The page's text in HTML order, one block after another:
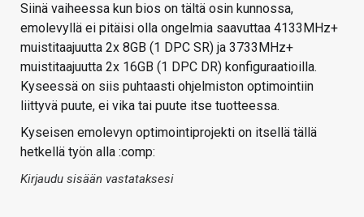
Siinä vaiheessa kun bios on tältä osin kunnossa,
emolevyllä ei pitäisi olla ongelmia saavuttaa 4133MHz+
muistitaajuutta 2x 8GB (1 DPC SR) ja 3733MHz+
muistitaajuutta 2x 16GB (1 DPC DR) konfiguraatioilla.
Kyseessä on siis puhtaasti ohjelmiston optimointiin
liittyvä puute, ei vika tai puute itse tuotteessa.
Kyseisen emolevyn optimointiprojekti on itsellä tällä
hetkellä työn alla :comp:
Kirjaudu sisään vastataksesi